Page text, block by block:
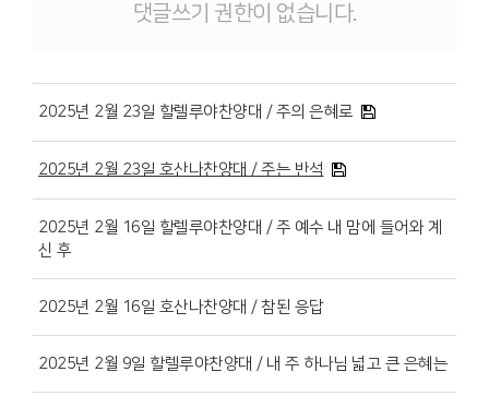
댓글쓰기 권한이 없습니다.
2025년 2월 23일 할렐루야찬양대 / 주의 은혜로
2025년 2월 23일 호산나찬양대 / 주는 반석
2025년 2월 16일 할렐루야찬양대 / 주 예수 내 맘에 들어와 계
신 후
2025년 2월 16일 호산나찬양대 / 참된 응답
2025년 2월 9일 할렐루야찬양대 / 내 주 하나님 넓고 큰 은혜는